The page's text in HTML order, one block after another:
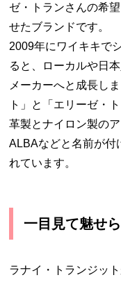
ゼ・トランさんの希
せたブランドです。
2009年にワイキキで
ると、ローカルや日
メーカーへと成長し
ト」と「エリーゼ・
革製とナイロン製の
ALBAなどと名前が付
れています。
一目見て魅せ
ラナイ・トランジッ